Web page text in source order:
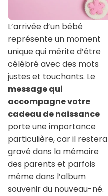
L’arrivée d’un bébé
représente un moment
unique qui mérite d’être
célébré avec des mots
justes et touchants. Le
message qui
accompagne votre
cadeau de naissance
porte une importance
particulière, car il restera
gravé dans la mémoire
des parents et parfois
même dans l’album
souvenir du nouveau-né.